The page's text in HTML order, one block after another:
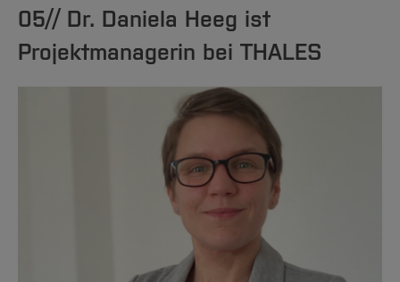
05// Dr. Daniela Heeg ist
Projektmanagerin bei THALES